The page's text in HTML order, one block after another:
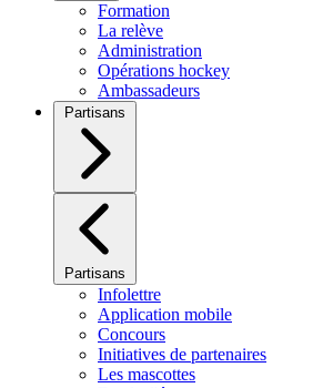
Formation
La relève
Administration
Opérations hockey
Ambassadeurs
Partisans
Partisans
Infolettre
Application mobile
Concours
Initiatives de partenaires
Les mascottes